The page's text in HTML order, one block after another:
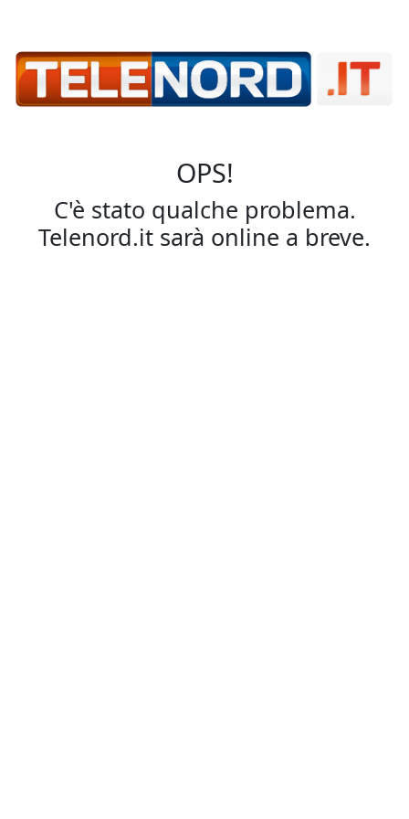
OPS!
C'è stato qualche problema.
Telenord.it sarà online a breve.